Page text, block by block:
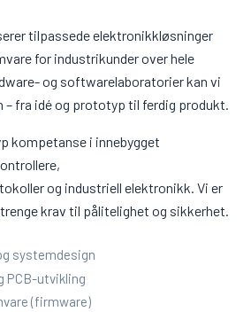
tilpassede elektronikkløsninger
for industrikunder over hele
og softwarelaboratorier kan vi
– fra idé og prototyp til ferdig produkt.
kompetanse i innebygget
og industriell elektronikk. Vi er
krav til pålitelighet og sikkerhet.
systemdesign
PCB-utvikling
(firmware)